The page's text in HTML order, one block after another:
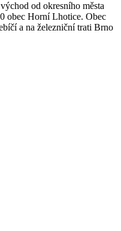
od okresního města
obec Horní Lhotice. Obec
a na železniční trati Brno